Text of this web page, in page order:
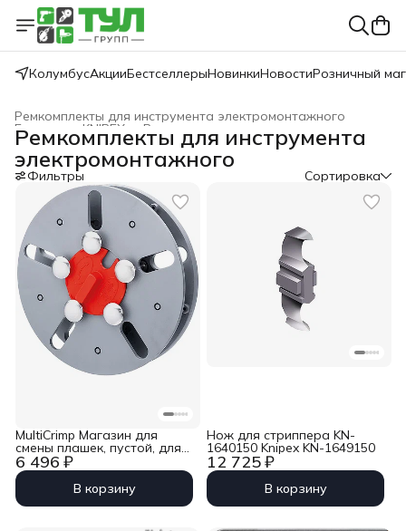
КолумбусАкцииБестселлерыНовинкиНовостиРозничный
Ремкомплекты для инструмента электромонтажного
Ремкомплекты
KNIPEX
Главная
Ремкомплекты для инструмента
электромонтажного
Фильтры Сортировка
6 496 ₽
MultiCrimp Магазин для
смены плашек, пустой, для
пресс-клещей MultiCrimp KN-
973301/02 Knipex KN-973990
В корзину
12 725 ₽
Нож для стриппера KN-
1640150 Knipex KN-1649150
В корзину